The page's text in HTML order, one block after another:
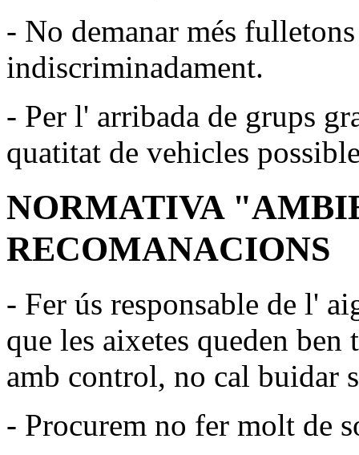
- No demanar més
indiscriminadament.
- Per l' arribada de grups
quatitat de vehicles
NORMATIVA
RECOMANACIONS
- Fer ús responsable de l'
que les aixetes queden ben
amb control, no cal buidar
- Procurem no fer molt de